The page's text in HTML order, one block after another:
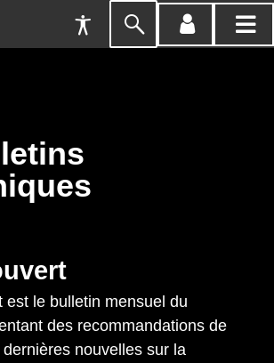
Préférences
d'accessibilité
Passer
menu
menu
est le bulletin mensuel du
des recommandations de
nouvelles sur la